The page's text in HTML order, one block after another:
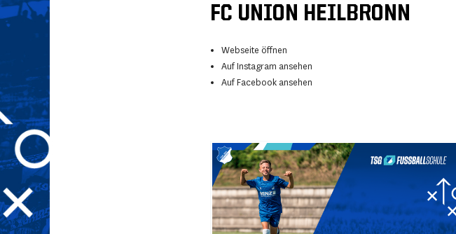
FC UNION HEILBRONN
Webseite öffnen
Auf Instagram ansehen
Auf Facebook ansehen